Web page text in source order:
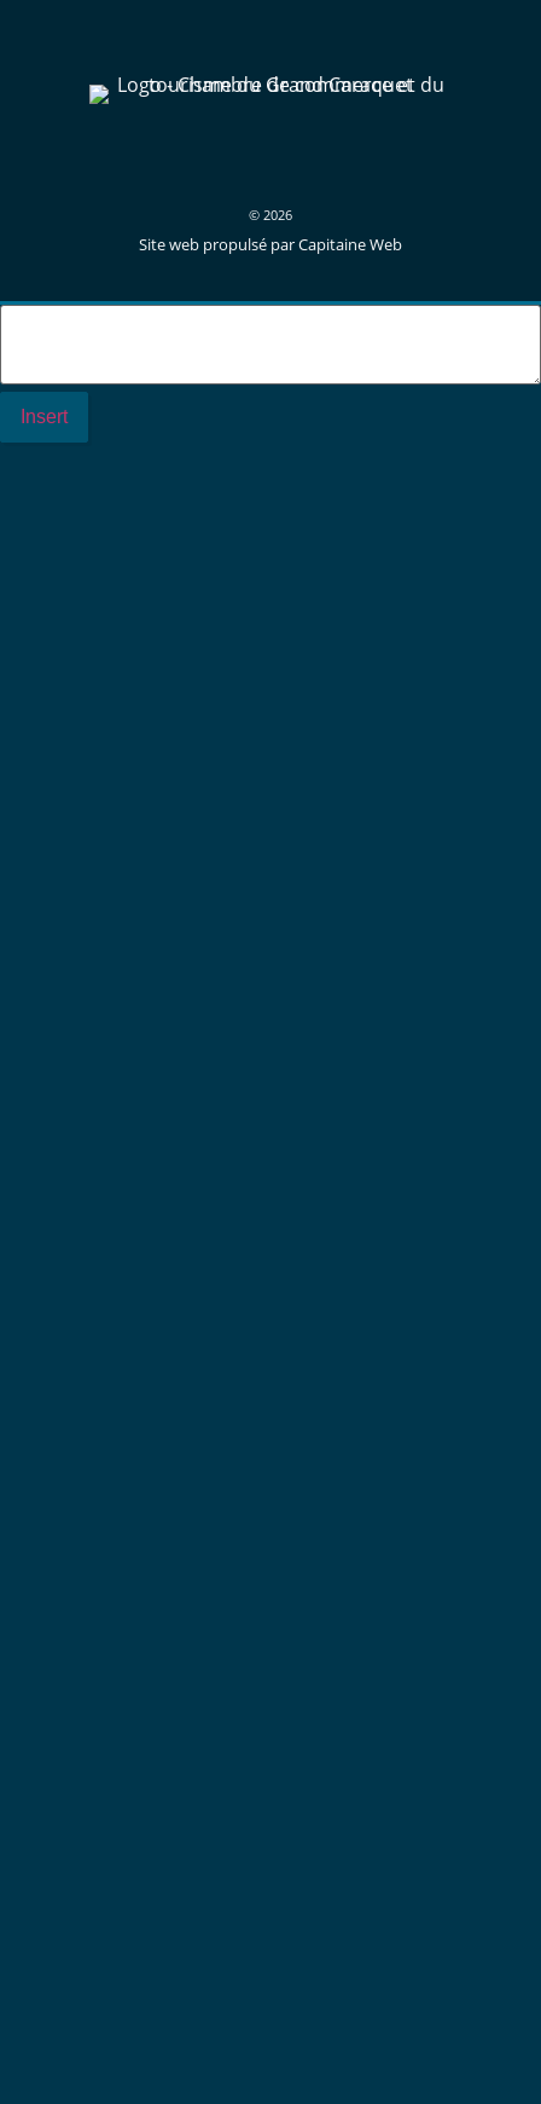
© 2026
Site web propulsé par Capitaine Web
Insert